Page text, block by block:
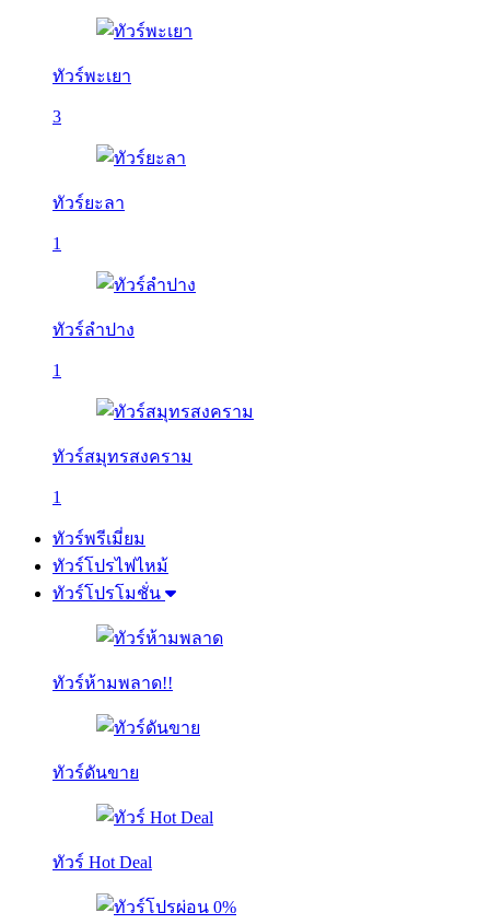
ทัวร์พะเยา
3
ทัวร์ยะลา
1
ทัวร์ลำปาง
1
ทัวร์สมุทรสงคราม
1
ทัวร์พรีเมี่ยม
ทัวร์โปรไฟไหม้
ทัวร์โปรโมชั่น
ทัวร์ห้ามพลาด!!
ทัวร์ดันขาย
ทัวร์ Hot Deal